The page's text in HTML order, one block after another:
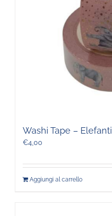
Washi Tape – Elefanti
€4,00
Aggiungi al carrello